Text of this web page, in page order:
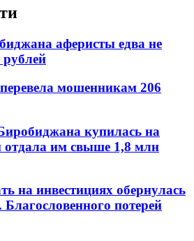
аферисты едва не
рублей
мошенникам 206
купилась на
отдала им свыше 1,8 млн
на инвестициях обернулась
потерей